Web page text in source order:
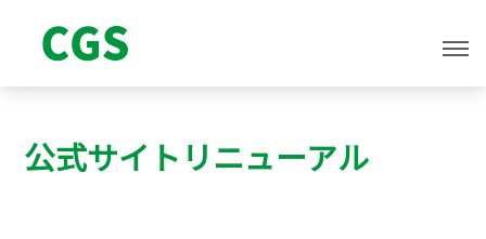
公式サイトリニューアル